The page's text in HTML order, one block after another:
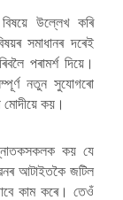
উল্লেখ কৰি
সমাধানৰ দৰেই
পৰামৰ্শ দিয়ে।
নতুন সুযোগৰো
মোদীয়ে কয়।
স্নাতকসকলক কয় যে
আটাইতকৈ জটিল
কাম কৰে। তেওঁ